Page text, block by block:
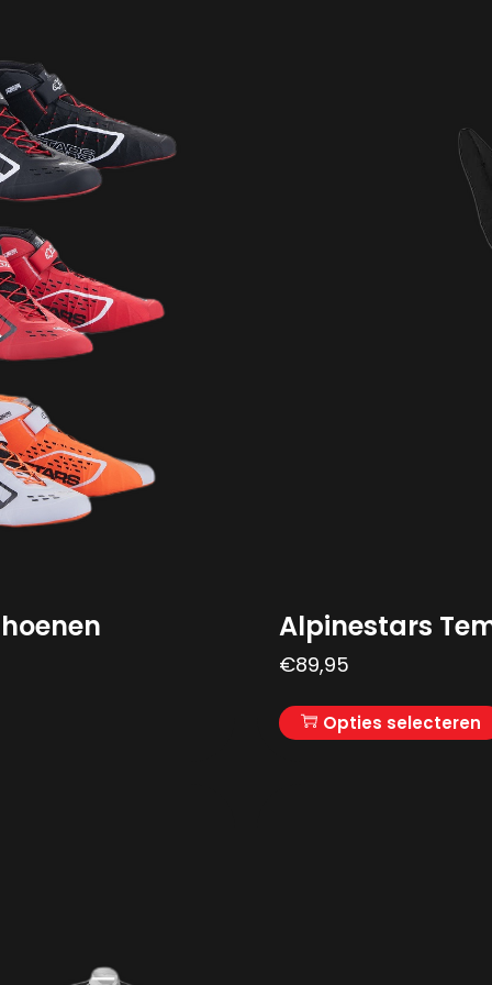
Alpinestars
€89,95
Opties selecteren